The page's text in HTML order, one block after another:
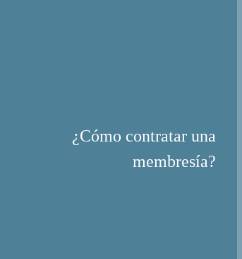
¿Cómo contratar una
membresía?